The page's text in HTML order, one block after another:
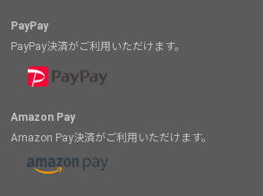
PayPay
PayPay決済がご利用いただけます。
Amazon Pay
Amazon Pay決済がご利用いただけます。